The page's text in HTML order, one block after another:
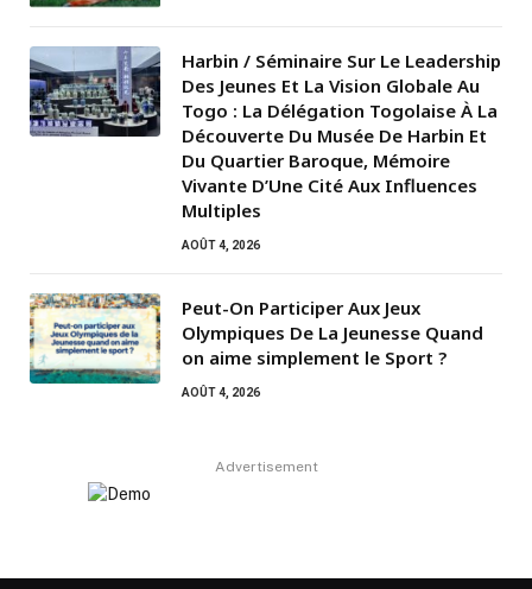
Harbin / Séminaire Sur Le Leadership
Des Jeunes Et La Vision Globale Au
Togo : La Délégation Togolaise À La
Découverte Du Musée De Harbin Et
Du Quartier Baroque, Mémoire
Vivante D’Une Cité Aux Influences
Multiples
AOÛT 4, 2026
Peut-On Participer Aux Jeux
Olympiques De La Jeunesse Quand
on aime simplement le Sport ?
AOÛT 4, 2026
Advertisement